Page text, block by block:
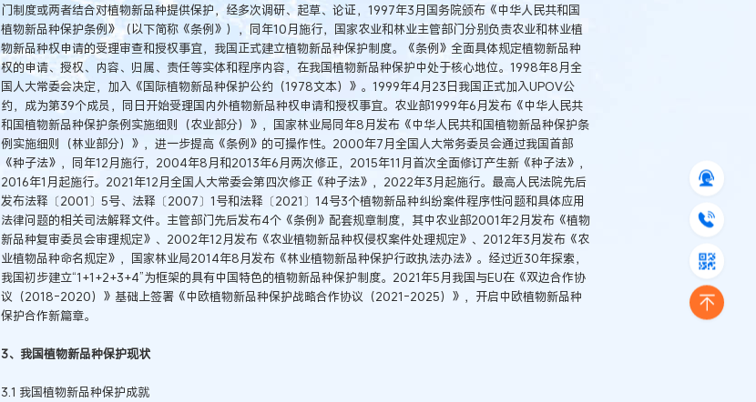
门制度或两者结合对植物新品种提供保护，经多次调研、起草、论证，1997年3月国务院颁布《中华人民共和国
植物新品种保护条例》（以下简称《条例》），同年10月施行，国家农业和林业主管部门分别负责农业和林业植
物新品种权申请的受理审查和授权事宜，我国正式建立植物新品种保护制度。《条例》全面具体规定植物新品种
权的申请、授权、内容、归属、责任等实体和程序内容，在我国植物新品种保护中处于核心地位。1998年8月全
国人大常委会决定，加入《国际植物新品种保护公约（1978文本）》。1999年4月23日我国正式加入UPOV公
约，成为第39个成员，同日开始受理国内外植物新品种权申请和授权事宜。农业部1999年6月发布《中华人民共
和国植物新品种保护条例实施细则（农业部分）》，国家林业局同年8月发布《中华人民共和国植物新品种保护条
例实施细则（林业部分）》，进一步提高《条例》的可操作性。2000年7月全国人大常务委员会通过我国首部
《种子法》，同年12月施行，2004年8月和2013年6月两次修正，2015年11月首次全面修订产生新《种子法》，
2016年1月起施行。2021年12月全国人大常委会第四次修正《种子法》，2022年3月起施行。最高人民法院先后
发布法释〔2001〕5号、法释〔2007〕1号和法释〔2021〕14号3个植物新品种纠纷案件程序性问题和具体应用
法律问题的相关司法解释文件。主管部门先后发布4个《条例》配套规章制度，其中农业部2001年2月发布《植物
新品种复审委员会审理规定》、2002年12月发布《农业植物新品种权侵权案件处理规定》、2012年3月发布《农
业植物品种命名规定》，国家林业局2014年8月发布《林业植物新品种保护行政执法办法》。经过近30年探索，
我国初步建立“1+1+2+3+4”为框架的具有中国特色的植物新品种保护制度。2021年5月我国与EU在《双边合作协
议（2018-2020）》基础上签署《中欧植物新品种保护战略合作协议（2021-2025）》，开启中欧植物新品种
保护合作新篇章。
3、我国植物新品种保护现状
3.1 我国植物新品种保护成就